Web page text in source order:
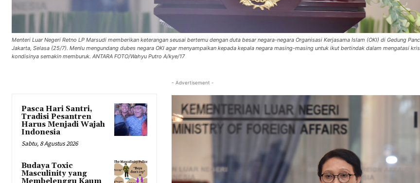
Menteri Luar Negeri Retno LP Marsudi memberikan keterangan seusai bertemu dengan duta besar negara-negara Organisasi Kerjasama Islam (OKI) di Gedung
Jakarta, Selasa (25/7). Menlu mengundang dubes negara OKI agar menyampaikan kepada kepala negara masing-masing untuk ikut bertindak dalam mengatasi
kondisinya semakin memburuk. ANTARA FOTO/Wahyu Putro A/kye/17
Pasca Hari Santri,
Tradisi Pesantren
Harus Menjadi Wajah
Indonesia
Sabtu, 8 Agustus 2026
Budaya Toxic
Masculinity yang
Membelenggu Kaum
- Advertisement -